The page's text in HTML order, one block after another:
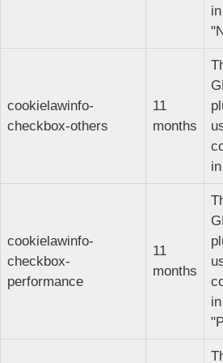
cookielawinfo-
checkbox-others
11
months
cookielawinfo-
checkbox-
performance
11
months